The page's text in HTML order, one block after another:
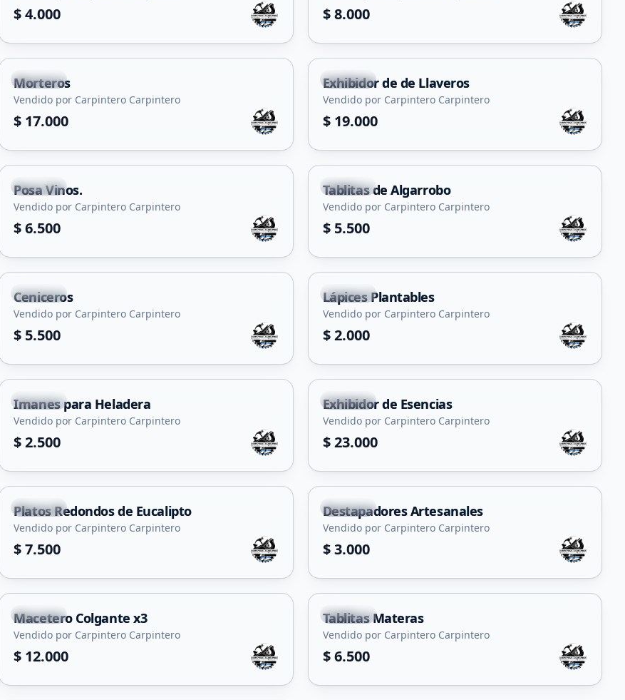
$ 4.000 $ 8.000
Capital
Morteros
Vendido por Carpintero Carpintero
$ 17.000
Capital
Exhibidor de de Llaveros
Vendido por Carpintero Carpintero
$ 19.000
Capital
Posa Vinos.
Vendido por Carpintero Carpintero
$ 6.500
Capital
Tablitas de Algarrobo
Vendido por Carpintero Carpintero
$ 5.500
Capital
Ceniceros
Vendido por Carpintero Carpintero
$ 5.500
Capital
+1
Lápices Plantables
Vendido por Carpintero Carpintero
$ 2.000
Capital
Imanes para Heladera
Vendido por Carpintero Carpintero
$ 2.500
Capital
Exhibidor de Esencias
Vendido por Carpintero Carpintero
$ 23.000
Capital
Platos Redondos de Eucalipto
Vendido por Carpintero Carpintero
$ 7.500
Capital
Destapadores Artesanales
Vendido por Carpintero Carpintero
$ 3.000
Capital
Macetero Colgante x3
Vendido por Carpintero Carpintero
$ 12.000
Capital
+3
Tablitas Materas
Vendido por Carpintero Carpintero
$ 6.500